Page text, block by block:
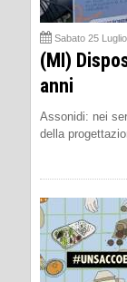
Sabato 25
(MI)
anni
Assonidi: nei
della